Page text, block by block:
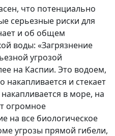
что потенциально
серьезные риски для
и об общем
воды: «Загрязнение
угрозой
на Каспии. Это водоем,
и стекает
в море, на
огромное
на все биологическое
угрозы прямой гибели,